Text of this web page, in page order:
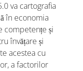
va cartografia
în economia
competențe și
învățare și
acestea cu
a factorilor